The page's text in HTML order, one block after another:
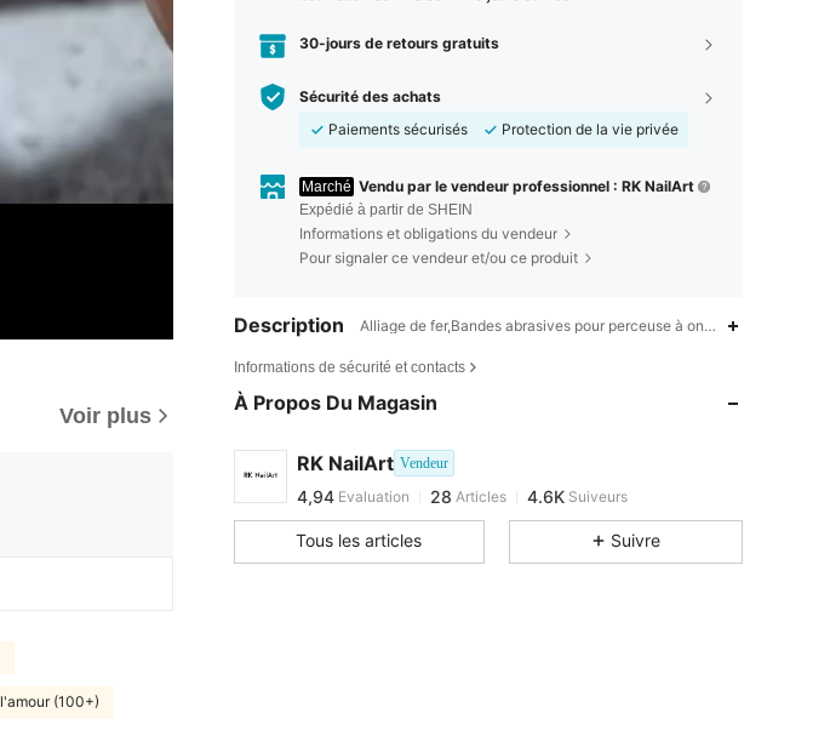
Voir plus
l'amour (100+)
30-jours de retours gratuits
Sécurité des achats
Paiements sécurisés
Protection de la vie privée
Marché Vendu par le vendeur professionnel : RK NailArt
Expédié à partir de SHEIN
Informations et obligations du vendeur
Pour signaler ce vendeur et/ou ce produit
Description Alliage de fer,Bandes abrasives pour perceuse à ongles,Aucune
Informations de sécurité et contacts
À Propos Du Magasin
RK NailArt Vendeur
4,94 28
28
4,94
28 4.6K
j***lest en train de naviguer
Tous les articles Suivre